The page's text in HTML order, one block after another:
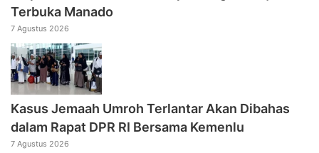
Terbuka Manado
7 Agustus 2026
Kasus Jemaah Umroh Terlantar Akan Dibahas
dalam Rapat DPR RI Bersama Kemenlu
7 Agustus 2026